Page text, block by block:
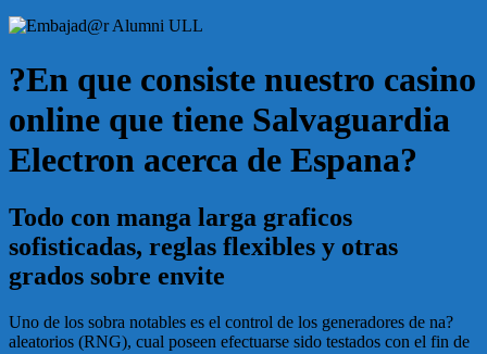
?En que consiste nuestro casino
online que tiene Salvaguardia
Electron acerca de Espana?
Todo con manga larga graficos
sofisticadas, reglas flexibles y otras
grados sobre envite
Uno de los sobra notables es el control de los generadores de na?
aleatorios (RNG), cual poseen efectuarse sido testados con el fin de